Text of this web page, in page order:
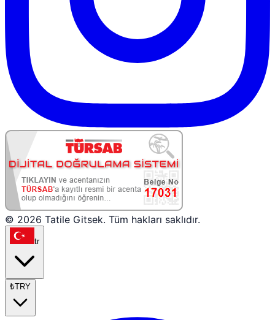
© 2026 Tatile Gitsek. Tüm hakları saklıdır.
tr
₺TRY